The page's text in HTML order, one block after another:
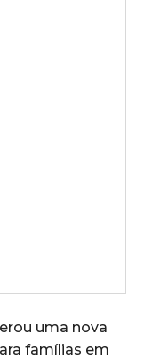
uma nova
famílias em